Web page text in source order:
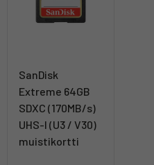
SanDisk
Extreme 64GB
SDXC (170MB/s)
UHS-I (U3 / V30)
muistikortti